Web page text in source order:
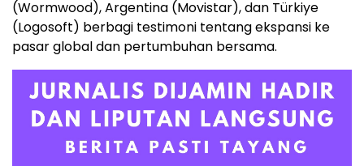
(Wormwood), Argentina (Movistar), dan Türkiye
(Logosoft) berbagi testimoni tentang ekspansi ke
pasar global dan pertumbuhan bersama.